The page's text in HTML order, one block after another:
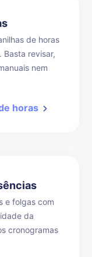
de horas
Basta revisar,
nem
horas
e folgas com
da
cronogramas